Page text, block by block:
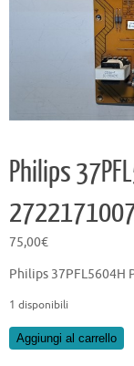
Philips
75,00€
Philips 37PFL5604H
1 disponibili
Philips
Aggiungi al carrello